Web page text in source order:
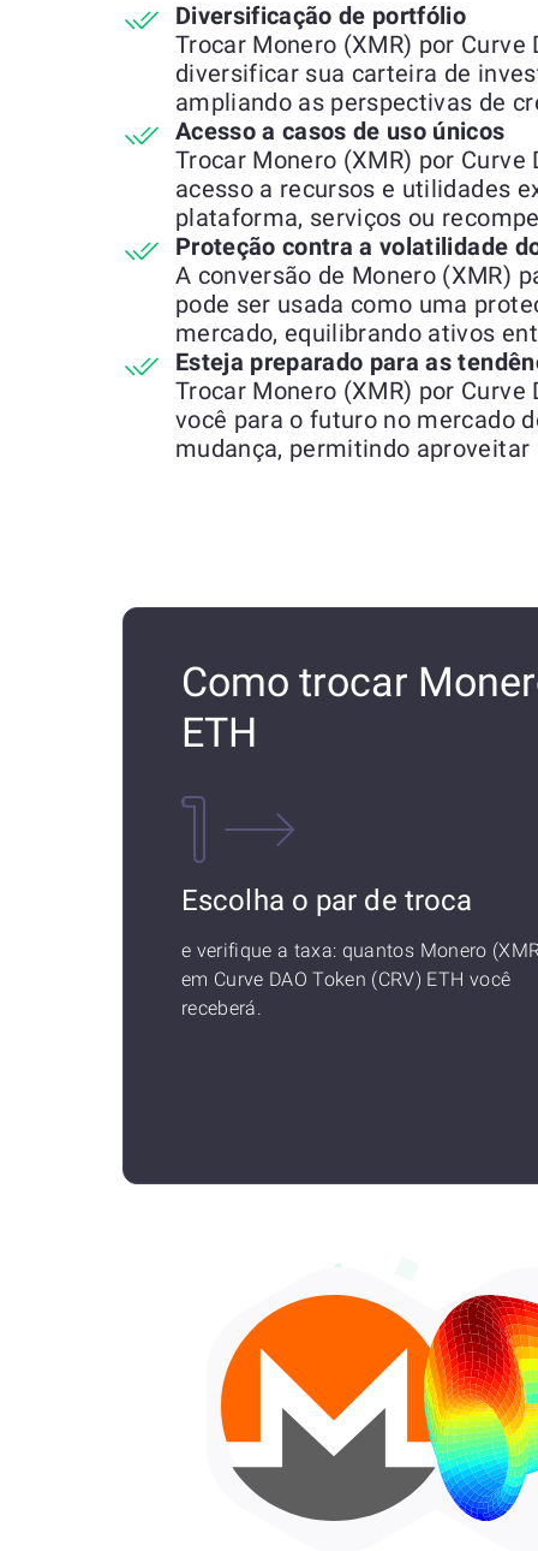
Diversificação de portfólio
Trocar Monero (XMR) por Curve
diversificar sua carteira de
ampliando as perspectivas de
Acesso a casos de uso únicos
Trocar Monero (XMR) por Curve
acesso a recursos e utilidades
plataforma, serviços ou
Proteção contra a volatilidade
A conversão de Monero (XMR)
pode ser usada como uma
mercado, equilibrando ativos
Esteja preparado para as
Trocar Monero (XMR) por Curve
você para o futuro no mercado
mudança, permitindo
Como trocar
ETH
Escolha o par de troca
e verifique a taxa: quantos Monero
em Curve DAO Token (CRV) ETH você
receberá.